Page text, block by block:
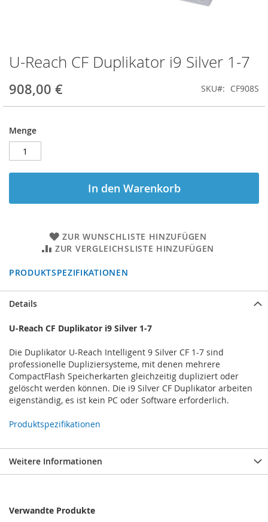
U-Reach CF Duplikator i9 Silver 1-7
908,00 € SKU CF908S
Menge
In den Warenkorb
ZUR WUNSCHLISTE HINZUFÜGEN
ZUR VERGLEICHSLISTE HINZUFÜGEN
PRODUKTSPEZIFIKATIONEN
Zum
Anfang
der
Bildgalerie
springen
Details
U-Reach CF Duplikator i9 Silver 1-7
Die Duplikator U-Reach Intelligent 9 Silver CF 1-7 sind
professionelle Dupliziersysteme, mit denen mehrere
CompactFlash Speicherkarten gleichzeitig dupliziert oder
gelöscht werden können. Die i9 Silver CF Duplikator arbeiten
eigenständig, es ist kein PC oder Software erforderlich.
Produktspezifikationen
Weitere Informationen
Verwandte Produkte